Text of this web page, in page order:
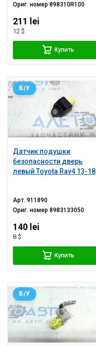
Ориг. номер898310R100
211 lei
12 $
Купить
Датчик подушки
безопасности дверь
левый Toyota Rav4 13-18
Б/У
Арт.911890
Ориг. номер8983133050
140 lei
8 $
Купить
Б/У